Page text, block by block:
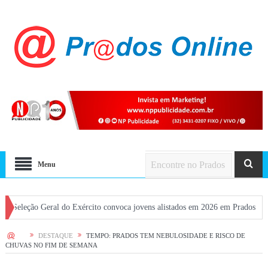
Menu
Geral do Exército convoca jovens alistados em 2026 em Prados Dia
HOME DESTAQUE
TEMPO: PRADOS TEM NEBULOSIDADE E RISCO DE
CHUVAS NO FIM DE SEMANA